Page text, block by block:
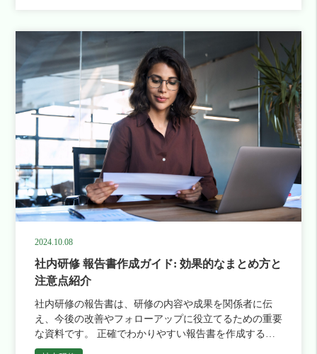
2024.10.08
社内研修 報告書作成ガイド: 効果的なまとめ方と
注意点紹介
社内研修の報告書は、研修の内容や成果を関係者に伝
え、今後の改善やフォローアップに役立てるための重要
な資料です。 正確でわかりやすい報告書を作成するこ
とは、研修の効果を最大限に引き出し、組織の成長に寄